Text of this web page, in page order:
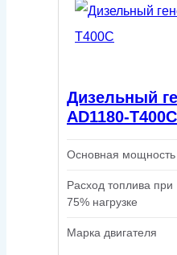
Дизельный
AD1180-T400C
Основная мощность
Расход топлива при
75% нагрузке
Марка двигателя